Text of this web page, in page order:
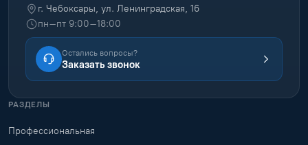
г. Чебоксары, ул. Ленинградская, 16
пн–пт 9:00–18:00
Остались вопросы?
Заказать звонок
РАЗДЕЛЫ
Профессиональная